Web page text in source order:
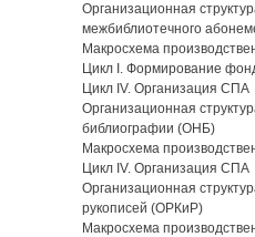
Организационная
межбиблиотечного
Макросхема
Цикл I. Формирование
Цикл IV. Организация СПА
Организационная
библиографии (ОНБ)
Макросхема
Цикл IV. Организация СПА
Организационная
рукописей (ОРКиР)
Макросхема